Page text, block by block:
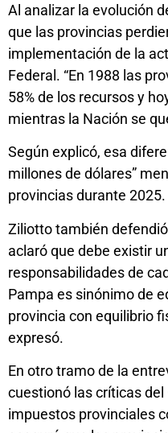
Al analizar la evolución
que las provincias
implementación de la
Federal. “En 1988 las
58% de los recursos y
mientras la Nación se
Según explicó, esa
millones de dólares”
provincias durante 2025.
Ziliotto también
aclaró que debe existir
responsabilidades de
Pampa es sinónimo de
provincia con equilibrio
expresó.
En otro tramo de la
cuestionó las críticas
impuestos provinciales